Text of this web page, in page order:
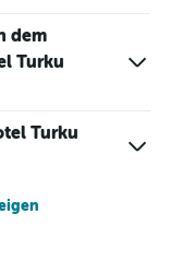
dem
Turku
Turku